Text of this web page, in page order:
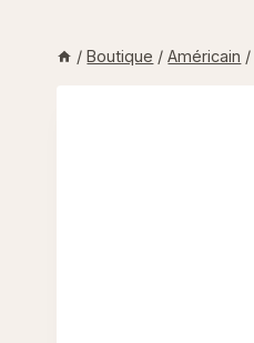
/ Boutique / Américain /